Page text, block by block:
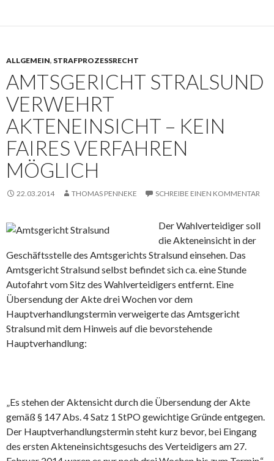
ALLGEMEIN, STRAFPROZESSRECHT
AMTSGERICHT STRALSUND
VERWEHRT
AKTENEINSICHT – KEIN
FAIRES VERFAHREN
MÖGLICH
22.03.2014 THOMAS PENNEKE SCHREIBE EINEN KOMMENTAR
Der Wahlverteidiger soll
die Akteneinsicht in der
Geschäftsstelle des Amtsgerichts Stralsund einsehen. Das
Amtsgericht Stralsund selbst befindet sich ca. eine Stunde
Autofahrt vom Sitz des Wahlverteidigers entfernt. Eine
Übersendung der Akte drei Wochen vor dem
Hauptverhandlungstermin verweigerte das Amtsgericht
Stralsund mit dem Hinweis auf die bevorstehende
Hauptverhandlung:
„Es stehen der Aktensicht durch die Übersendung der Akte
gemäß § 147 Abs. 4 Satz 1 StPO gewichtige Gründe entgegen.
Der Hauptverhandlungstermin steht kurz bevor, bei Eingang
des ersten Akteneinsichtsgesuchs des Verteidigers am 27.